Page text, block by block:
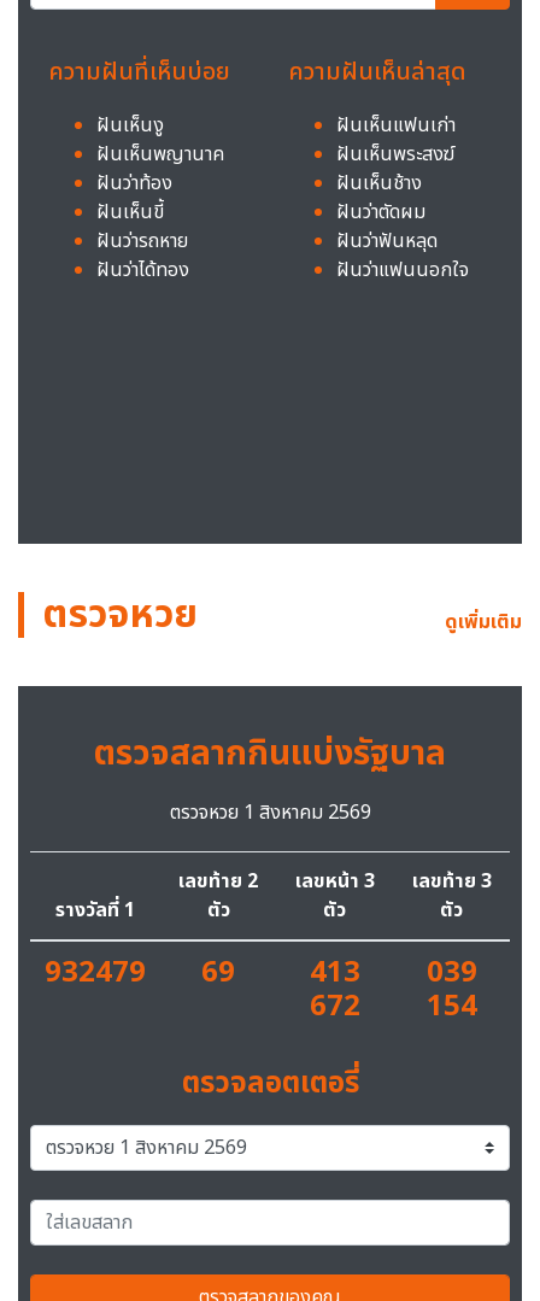
ความฝันที่เห็นบ่อย
ฝันเห็นงู
ฝันเห็นพญานาค
ฝันว่าท้อง
ฝันเห็นขี้
ฝันว่ารถหาย
ฝันว่าได้ทอง
ความฝันเห็นล่าสุด
ฝันเห็นแฟนเก่า
ฝันเห็นพระสงฆ์
ฝันเห็นช้าง
ฝันว่าตัดผม
ฝันว่าฟันหลุด
ฝันว่าแฟนนอกใจ
ตรวจหวย ดูเพิ่มเติม
ตรวจสลากกินแบ่งรัฐบาล
ตรวจหวย 1 สิงหาคม 2569
รางวัลที่ 1
เลขท้าย 2
ตัว
เลขหน้า 3
ตัว
เลขท้าย 3
ตัว
932479 69 413
672
039
154
ตรวจลอตเตอรี่